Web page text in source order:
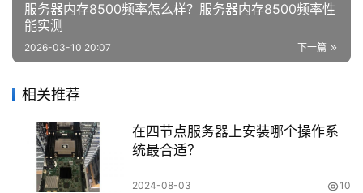
服务器内存8500频率怎么样？服务器内存8500频率性
能实测
下一篇
2026-03-10 20:07
相关推荐
在四节点服务器上安装哪个操作系
统最合适？
2024-08-03 10